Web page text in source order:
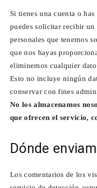
Si tienes una cuenta o
puedes solicitar recibir
personales que tenemos
que nos hayas
eliminemos cualquier
Esto no incluye ningún
conservar con fines
No los almacenamos
que ofrecen el servicio,
Dónde
Los comentarios de los